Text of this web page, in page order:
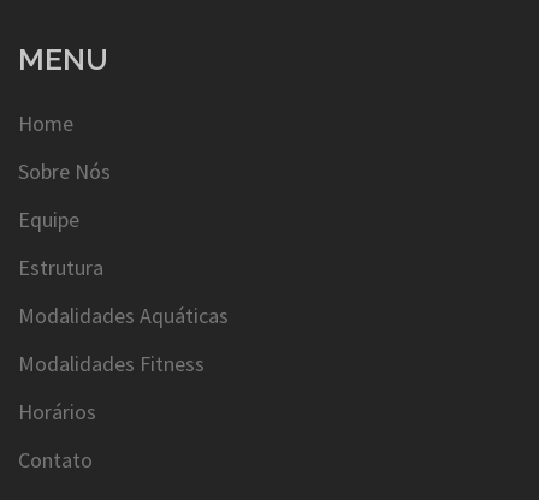
MENU
Home
Sobre Nós
Equipe
Estrutura
Modalidades Aquáticas
Modalidades Fitness
Horários
Contato